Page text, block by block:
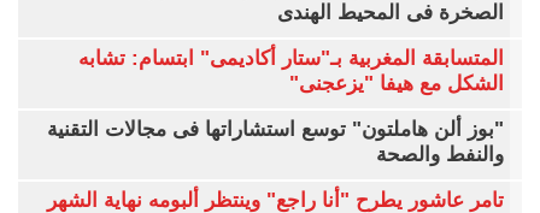
الصخرة فى المحيط الهندى
المتسابقة المغربية بـ"ستار أكاديمى" ابتسام: تشابه
الشكل مع هيفا "يزعجنى"
"بوز ألن هاملتون" توسع استشاراتها فى مجالات التقنية
والنفط والصحة
تامر عاشور يطرح "أنا راجع" وينتظر ألبومه نهاية الشهر